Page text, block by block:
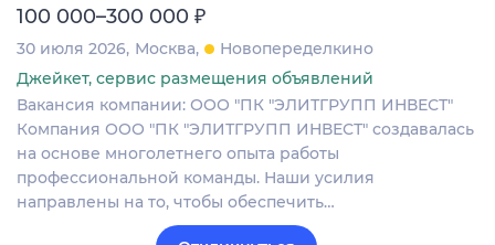
100 000–300 000 ₽
30 июля 2026 Москва
Новопеределкино
Джейкет, сервис размещения объявлений
Вакансия компании: ООО "ПК "ЭЛИТГРУПП ИНВЕСТ"
Компания ООО "ПК "ЭЛИТГРУПП ИНВЕСТ" создавалась
на основе многолетнего опыта работы
профессиональной команды. Наши усилия
направлены на то, чтобы обеспечить…